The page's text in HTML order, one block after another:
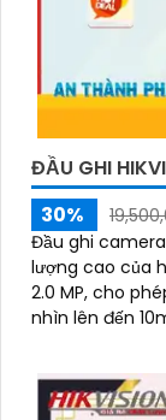
ĐẦU GHI
30%
Đầu ghi
lượng cao của
2.0 MP, cho
nhìn lên đến